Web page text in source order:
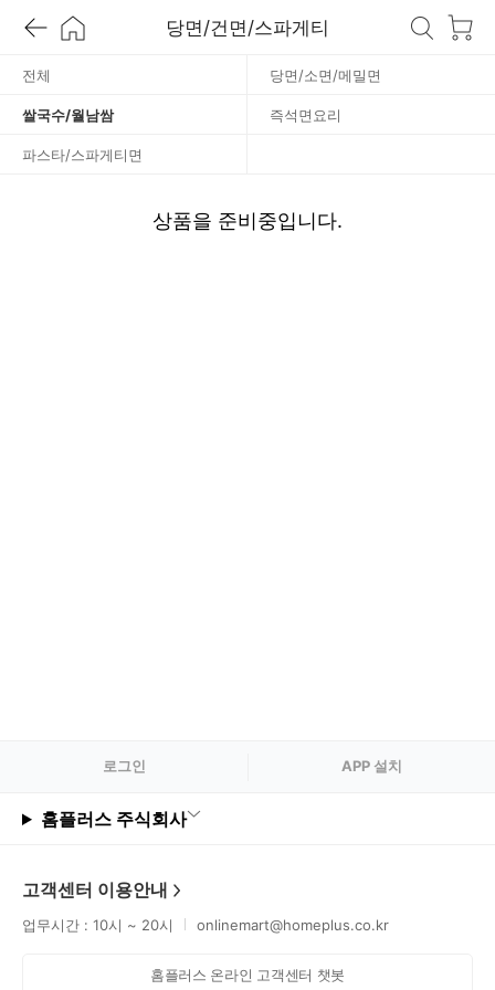
당면/건면/스파게티
/
전체 당면/소면/메밀면
쌀국수/월남쌈 즉석면요리
파스타/스파게티면
상품을 준비중입니다.
로그인 APP 설치
홈플러스 주식회사
고객센터 이용안내
업무시간 : 10시 ~ 20시 onlinemart@homeplus.co.kr
홈플러스 온라인 고객센터 챗봇